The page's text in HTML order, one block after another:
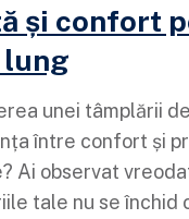
și confort
unei tâmplării
între confort și
Ai observat
tale nu se închid